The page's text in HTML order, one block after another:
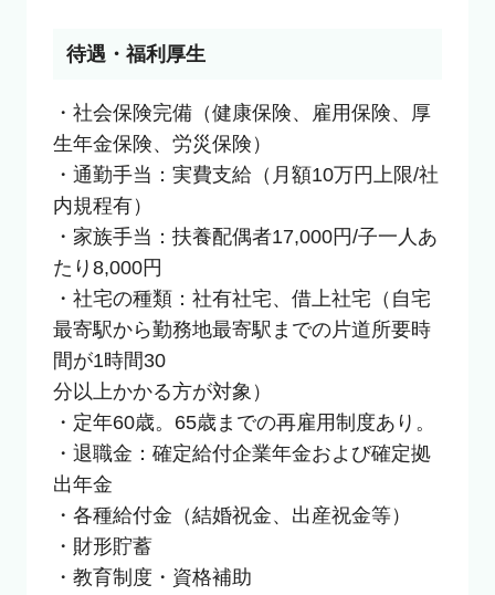
待遇・福利厚生
・社会保険完備（健康保険、雇用保険、厚
生年金保険、労災保険）
・通勤手当：実費支給（月額10万円上限/社
内規程有）
・家族手当：扶養配偶者17,000円/子一人あ
たり8,000円
・社宅の種類：社有社宅、借上社宅（自宅
最寄駅から勤務地最寄駅までの片道所要時
間が1時間30
分以上かかる方が対象）
・定年60歳。65歳までの再雇用制度あり。
・退職金：確定給付企業年金および確定拠
出年金
・各種給付金（結婚祝金、出産祝金等）
・財形貯蓄
・教育制度・資格補助